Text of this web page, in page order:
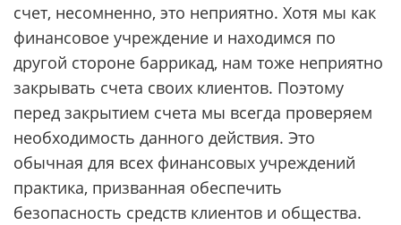
счет, несомненно, это неприятно. Хотя мы как
финансовое учреждение и находимся по
другой стороне баррикад, нам тоже неприятно
закрывать счета своих клиентов. Поэтому
перед закрытием счета мы всегда проверяем
необходимость данного действия. Это
обычная для всех финансовых учреждений
практика, призванная обеспечить
безопасность средств клиентов и общества.